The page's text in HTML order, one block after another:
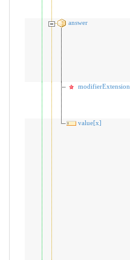
answer
modifierExtension
value[x]